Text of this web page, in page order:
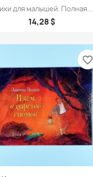
Просмотр
для малышей. Полная...
14,28 $
favorite_border